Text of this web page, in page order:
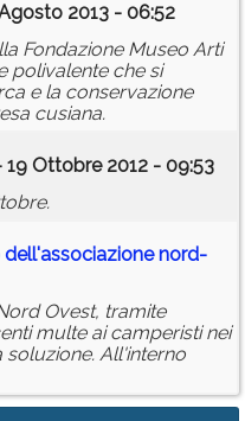
2013 - 06:52
Fondazione Museo Arti
polivalente che si
e la conservazione
cusiana.
Ottobre 2012 - 09:53
nord-
Ovest, tramite
multe ai camperisti nei
All'interno